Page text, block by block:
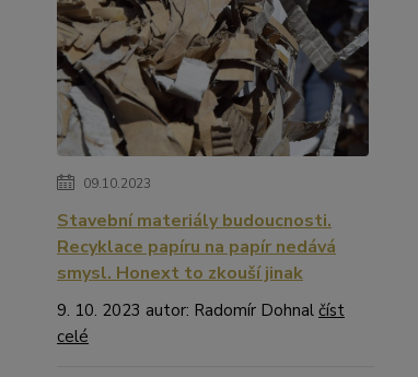
09.10.2023
Stavební materiály budoucnosti.
Recyklace papíru na papír nedává
smysl. Honext to zkouší jinak
9. 10. 2023 autor: Radomír Dohnal číst
celé